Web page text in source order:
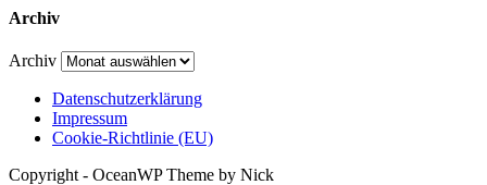
Archiv
Archiv
Datenschutzerklärung
Impressum
Cookie-Richtlinie (EU)
Copyright - OceanWP Theme by Nick